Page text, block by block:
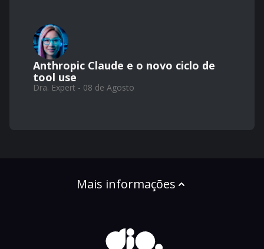
Anthropic Claude e o novo ciclo de
tool use
Dra. Expert - 08 de Agosto
Mais informações